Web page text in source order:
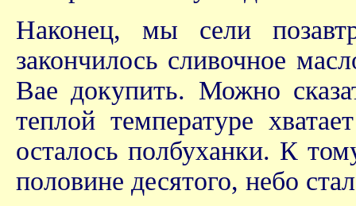
Наконец, мы сели
закончилось сливочное
Вае докупить. Можно
теплой температуре
осталось полбуханки. К
половине десятого, небо